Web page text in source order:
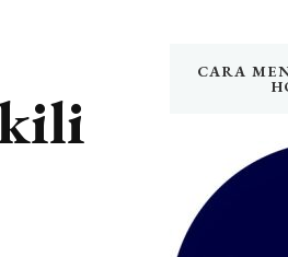
CARA